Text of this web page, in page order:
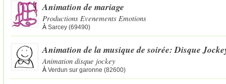
Animation de mariage
Productions Evenements Emotions
À Sarcey (69490)
Animation de la musique de soirée: Disque
Animation disque jockey
À Verdun sur garonne (82600)